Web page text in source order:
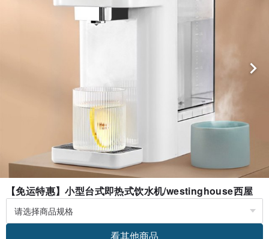
【免运特惠】小型台式即热式饮水机/westinghouse西屋
看其他商品